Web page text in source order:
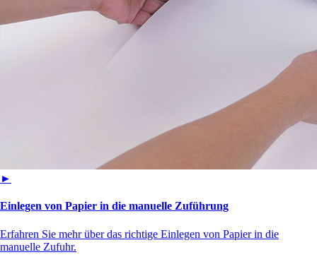
►
Einlegen von Papier in die manuelle Zuführung
Erfahren Sie mehr über das richtige Einlegen von Papier in die
manuelle Zufuhr.